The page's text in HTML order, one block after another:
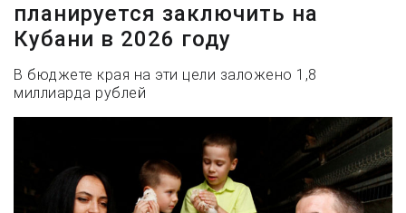
планируется заключить на
Кубани в 2026 году
В бюджете края на эти цели заложено 1,8
миллиарда рублей